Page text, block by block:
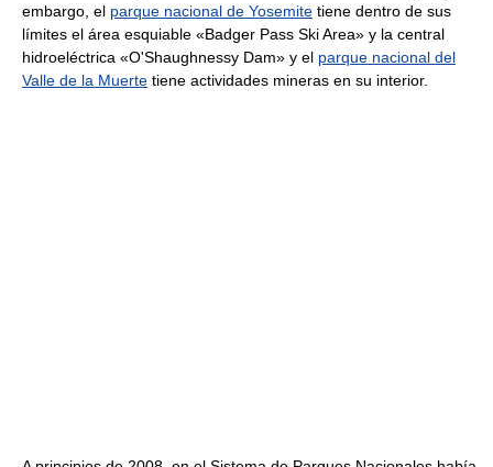
embargo, el parque nacional de Yosemite tiene dentro de sus
límites el área esquiable «Badger Pass Ski Area» y la central
hidroeléctrica «O'Shaughnessy Dam» y el parque nacional del
Valle de la Muerte tiene actividades mineras en su interior.